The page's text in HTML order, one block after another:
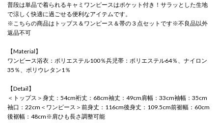
普段は単品で着られるキャミワンピースはポケット付き！サラッとした生地
で涼しく快適に過ごせる便利なアイテムです。
※こちらの商品はトップス＆ワンピース＆帯の３点セットです※不良品以外
返品不可
【Material】
ワンピース浴衣：ポリエステル100％兵児帯：ポリエステル64％、ナイロン
35％、ポリウレタン1％
【Detail】
＜トップス＞身丈：54cm裄丈：68cm袖丈：49cm肩幅：33cm袖幅：35cm
袖口：22cm＜ワンピース＞前身丈：116cm後身丈：109.5cm前裾幅：60cm
後裾幅：48cm※肩ひも長さ調整可能